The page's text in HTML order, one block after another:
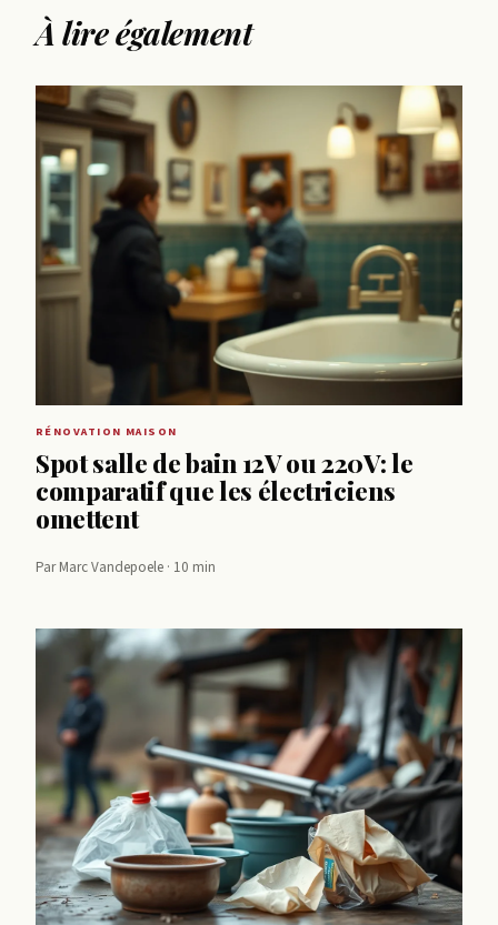
À lire également
RÉNOVATION MAISON
Spot salle de bain 12V ou 220V: le
comparatif que les électriciens
omettent
Par Marc Vandepoele · 10 min